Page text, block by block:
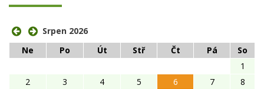
Srpen 2026
Ne
Po Út Stř Čt Pá
So
1
2
3 4 5 6 7
8